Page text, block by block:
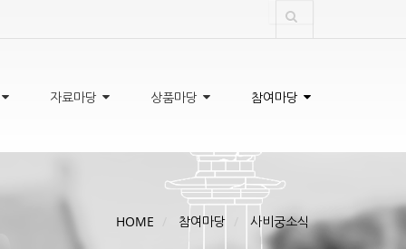
자료마당 상품마당 참여마당
HOME 참여마당 사비궁소식